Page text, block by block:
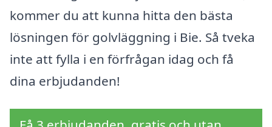
kommer du att kunna hitta den bästa
lösningen för golvläggning i Bie. Så tveka
inte att fylla i en förfrågan idag och få
dina erbjudanden!